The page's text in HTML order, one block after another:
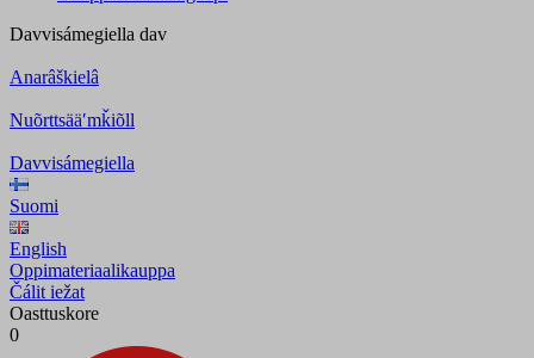
Davvisámegiella dav
Anarâškielâ
Nuõrttsääʹmǩiõll
Davvisámegiella
Suomi
English
Oppimateriaalikauppa
Čálit iežat
Oasttuskore
0